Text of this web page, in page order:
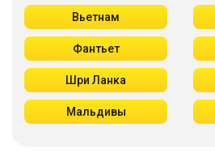
Вьетнам
Фантьет
Шри Ланка
Мальдивы